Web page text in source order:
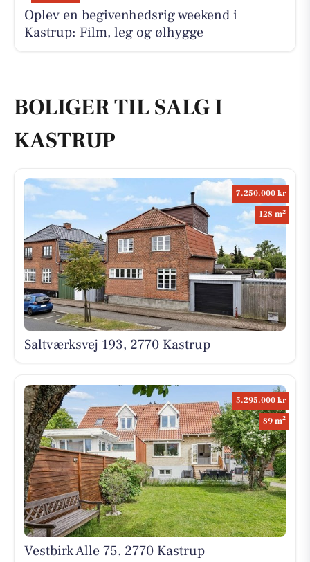
Oplev en begivenhedsrig weekend i
Kastrup: Film, leg og ølhygge
BOLIGER TIL SALG I
KASTRUP
7.250.000 kr
128 m2
Saltværksvej 193, 2770 Kastrup
5.295.000 kr
89 m2
Vestbirk Alle 75, 2770 Kastrup